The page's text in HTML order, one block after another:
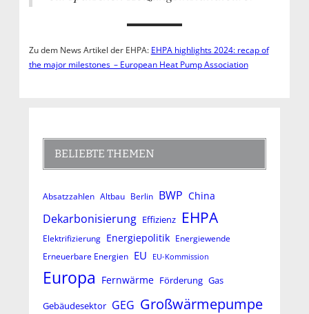
Zu dem News Artikel der EHPA: EHPA highlights 2024: recap of
the major milestones – European Heat Pump Association
BELIEBTE THEMEN
Absatzzahlen Altbau Berlin BWP China
Dekarbonisierung Effizienz EHPA
Elektrifizierung Energiepolitik Energiewende
Erneuerbare Energien EU EU-Kommission
Europa Fernwärme Förderung Gas
Gebäudesektor GEG Großwärmepumpe